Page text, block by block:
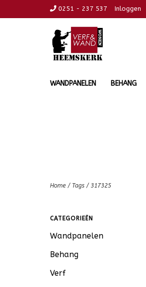
0251 - 237 537 Inloggen
WANDPANELEN BEHANG
Home / Tags / 317325
CATEGORIEËN
Wandpanelen
Behang
Verf